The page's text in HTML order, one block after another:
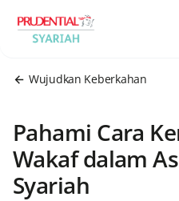
Wujudkan Keberkahan
Pahami Cara
Wakaf dalam
Syariah